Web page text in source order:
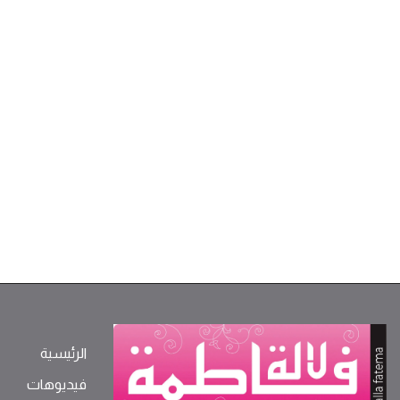
الرئيسية
فيديوهات